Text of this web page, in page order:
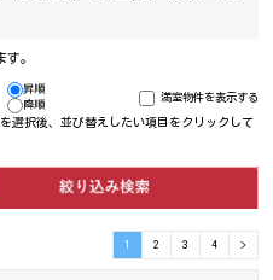
。
昇順
降順
満室物件を表示する
選択後、​並び替えしたい項目をクリックして
1 2 3 4 >